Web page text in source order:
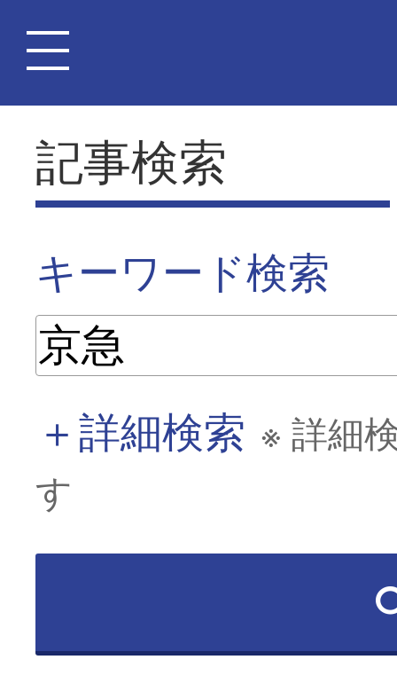
記事検索
キーワード検索
＋詳細検索 ※ 詳細
す